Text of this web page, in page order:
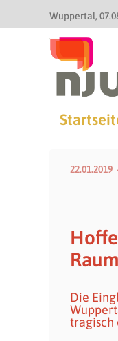
Wuppertal
22.01.2019
Raum
Die
tragisch